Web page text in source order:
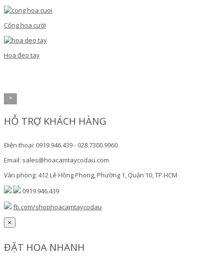
Cổng hoa cưới
Hoa đeo tay
×
HỖ TRỢ KHÁCH HÀNG
Điện thoại: 0919.946.439 - 028.7300.9960
Email: sales@hoacamtaycodau.com
Văn phòng: 412 Lê Hồng Phong, Phường 1, Quận 10, TP.HCM
0919.946.439
fb.com/shophoacamtaycodau
×
ĐẶT HOA NHANH